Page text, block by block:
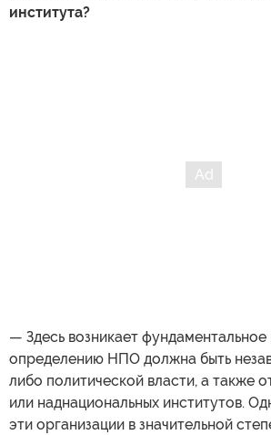
института?
— Здесь возникает
определению НПО должна быть
либо политической власти, а также
или наднациональных институтов.
эти организации в значительной